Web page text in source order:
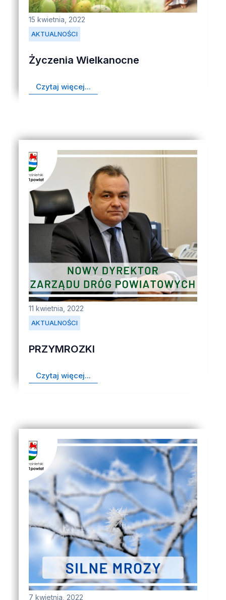
AKTUALNOŚCI
15 kwietnia, 2022
Życzenia Wielkanocne
Czytaj więcej...
AKTUALNOŚCI
11 kwietnia, 2022
PRZYMROZKI
Czytaj więcej...
7 kwietnia, 2022